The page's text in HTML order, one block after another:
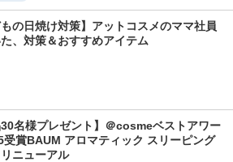
もの日焼け対策】アットコスメのママ社員
、対策＆おすすめアイテム
30名様プレゼント】＠cosmeベストアワー
受賞BAUM アロマティック スリーピング
ニューアル